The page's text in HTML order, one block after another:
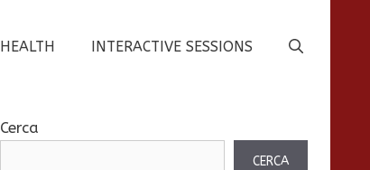
HEALTH INTERACTIVE SESSIONS
Cerca
CERCA